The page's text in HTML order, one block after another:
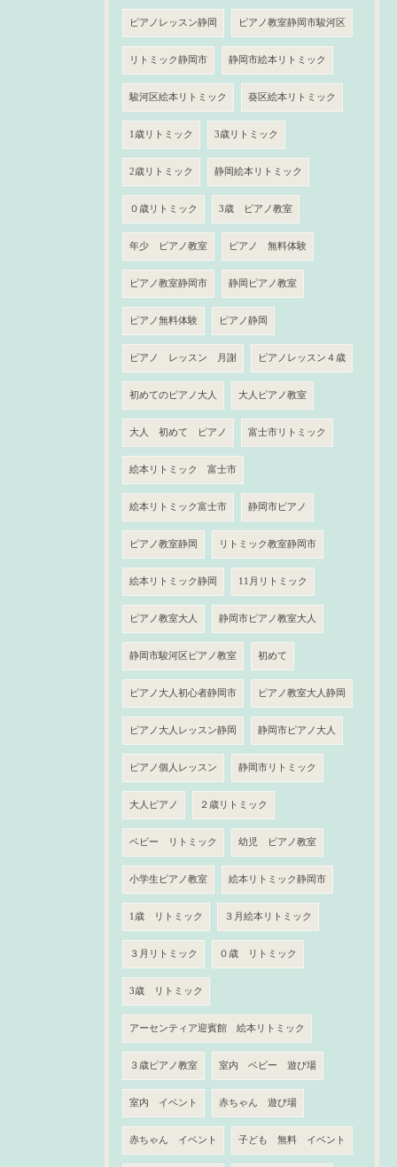
ピアノレッスン静岡 ピアノ教室静岡市駿河区
リトミック静岡市 静岡市絵本リトミック
駿河区絵本リトミック 葵区絵本リトミック
1歳リトミック 3歳リトミック
2歳リトミック 静岡絵本リトミック
０歳リトミック 3歳 ピアノ教室
年少 ピアノ教室 ピアノ 無料体験
ピアノ教室静岡市 静岡ピアノ教室
ピアノ無料体験 ピアノ静岡
ピアノ レッスン 月謝 ピアノレッスン４歳
初めてのピアノ大人 大人ピアノ教室
大人 初めて ピアノ 富士市リトミック
絵本リトミック 富士市
絵本リトミック富士市 静岡市ピアノ
ピアノ教室静岡 リトミック教室静岡市
絵本リトミック静岡 11月リトミック
ピアノ教室大人 静岡市ピアノ教室大人
静岡市駿河区ピアノ教室 初めて
ピアノ大人初心者静岡市 ピアノ教室大人静岡
ピアノ大人レッスン静岡 静岡市ピアノ大人
ピアノ個人レッスン 静岡市リトミック
大人ピアノ ２歳リトミック
ベビー リトミック 幼児 ピアノ教室
小学生ピアノ教室 絵本リトミック静岡市
1歳 リトミック ３月絵本リトミック
３月リトミック ０歳 リトミック
3歳 リトミック
アーセンティア迎賓館 絵本リトミック
３歳ピアノ教室 室内 ベビー 遊び場
室内 イベント 赤ちゃん 遊び場
赤ちゃん イベント 子ども 無料 イベント